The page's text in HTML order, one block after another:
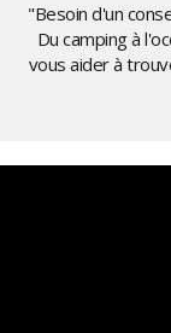
"Besoin d'un
Du camping à
vous aider à